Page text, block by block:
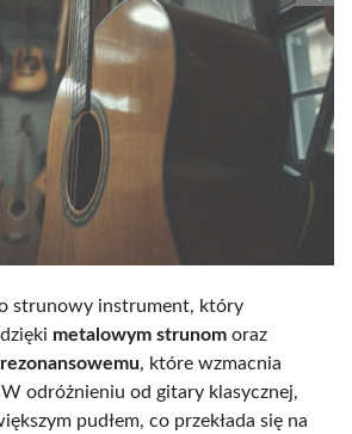
strunowy instrument, który
metalowym strunom oraz
, które wzmacnia
odróżnieniu od gitary klasycznej,
pudłem, co przekłada się na